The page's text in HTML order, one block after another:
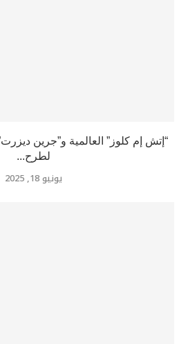
“إتش إم كلوز” العالمية و”جرين
لطرح...
يونيو 18, 2025